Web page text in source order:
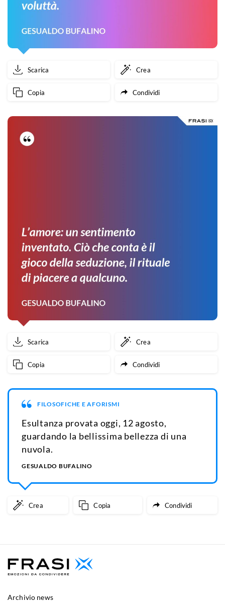
Scarica Crea
Copia Condividi
Scarica Crea
Copia Condividi
FILOSOFICHE E AFORISMI
Esultanza provata oggi, 12 agosto,
guardando la bellissima bellezza di una
nuvola.
GESUALDO BUFALINO
Crea Copia Condividi
Archivio news